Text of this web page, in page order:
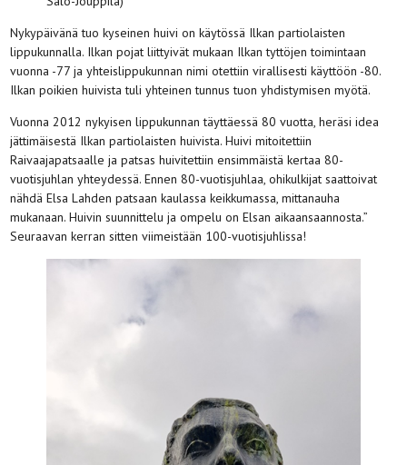
Nykypäivänä tuo kyseinen huivi on käytössä Ilkan partiolaisten
lippukunnalla. Ilkan pojat liittyivät mukaan Ilkan tyttöjen toimintaan
vuonna -77 ja yhteislippukunnan nimi otettiin virallisesti käyttöön -80.
Ilkan poikien huivista tuli yhteinen tunnus tuon yhdistymisen myötä.
Vuonna 2012 nykyisen lippukunnan täyttäessä 80 vuotta, heräsi idea
jättimäisestä Ilkan partiolaisten huivista. Huivi mitoitettiin
Raivaajapatsaalle ja patsas huivitettiin ensimmäistä kertaa 80-
vuotisjuhlan yhteydessä. Ennen 80-vuotisjuhlaa, ohikulkijat saattoivat
nähdä Elsa Lahden patsaan kaulassa keikkumassa, mittanauha
mukanaan. Huivin suunnittelu ja ompelu on Elsan aikaansaannosta.”
Seuraavan kerran sitten viimeistään 100-vuotisjuhlissa!